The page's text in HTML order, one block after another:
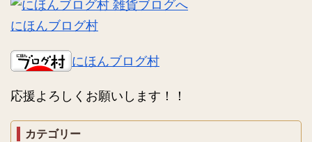
にほんブログ村
にほんブログ村
応援よろしくお願いします！！
カテゴリー